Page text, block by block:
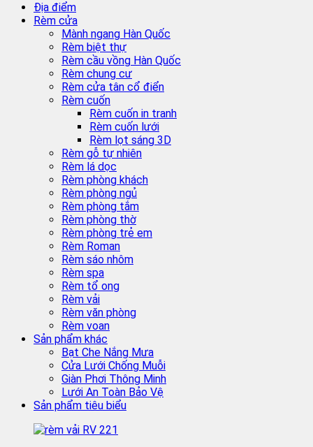
Địa điểm
Rèm cửa
Mành ngang Hàn Quốc
Rèm biệt thự
Rèm cầu vồng Hàn Quốc
Rèm chung cư
Rèm cửa tân cổ điển
Rèm cuốn
Rèm cuốn in tranh
Rèm cuốn lưới
Rèm lọt sáng 3D
Rèm gỗ tự nhiên
Rèm lá dọc
Rèm phòng khách
Rèm phòng ngủ
Rèm phòng tắm
Rèm phòng thờ
Rèm phòng trẻ em
Rèm Roman
Rèm sáo nhôm
Rèm spa
Rèm tổ ong
Rèm vải
Rèm văn phòng
Rèm voan
Sản phẩm khác
Bạt Che Nắng Mưa
Cửa Lưới Chống Muỗi
Giàn Phơi Thông Minh
Lưới An Toàn Bảo Vệ
Sản phẩm tiêu biểu